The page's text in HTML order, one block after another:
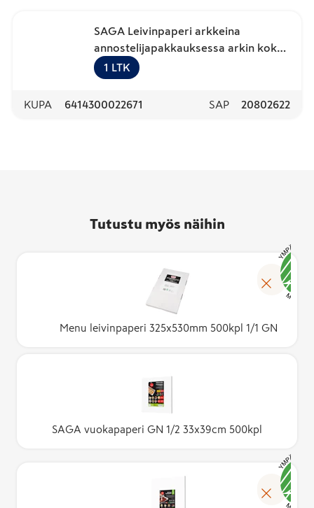
SAGA Leivinpaperi arkkeina
annostelijapakkauksessa arkin koko
43 x 56 cm 1000 arkkia/laatikko
1 LTK
KUPA 6414300022671 SAP 20802622
Tutustu myös näihin
Menu leivinpaperi 325x530mm 500kpl 1/1 GN
SAGA vuokapaperi GN 1/2 33x39cm 500kpl